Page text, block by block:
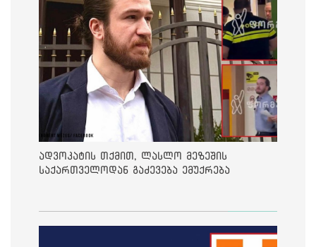
ადვოკატის თქმით, ლასლო მეზეშის
საქართველოდან გაძევება ემუქრება